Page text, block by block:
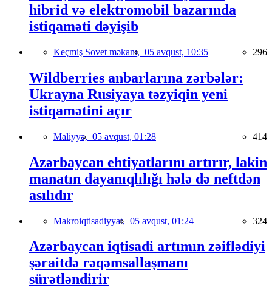
hibrid və elektromobil bazarında
istiqaməti dəyişib
Keçmiş Sovet məkanı, 05 avqust, 10:35 296
Wildberries anbarlarına zərbələr:
Ukrayna Rusiyaya təzyiqin yeni
istiqamətini açır
Maliyyə, 05 avqust, 01:28 414
Azərbaycan ehtiyatlarını artırır, lakin
manatın dayanıqlılığı hələ də neftdən
asılıdır
Makroiqtisadiyyat, 05 avqust, 01:24 324
Azərbaycan iqtisadi artımın zəiflədiyi
şəraitdə rəqəmsallaşmanı
sürətləndirir